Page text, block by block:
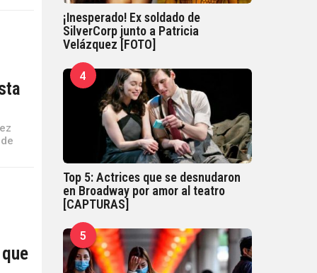
¡Inesperado! Ex soldado de
SilverCorp junto a Patricia
Velázquez [FOTO]
4
Top 5: Actrices que se desnudaron
en Broadway por amor al teatro
[CAPTURAS]
5